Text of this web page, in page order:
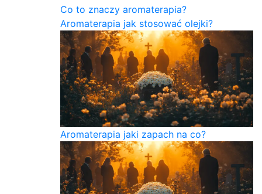
Co to znaczy aromaterapia?
Aromaterapia jak stosować olejki?
Aromaterapia jaki zapach na co?